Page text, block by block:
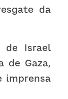
da
de Israel
de Gaza,
imprensa